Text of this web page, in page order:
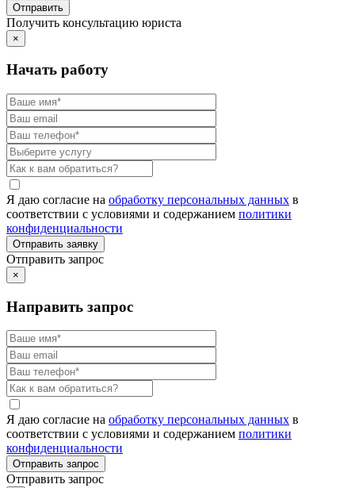
Получить консультацию юриста
×
Начать работу
Я даю согласие на обработку персональных данных в
соответствии с условиями и содержанием политики
конфиденциальности
Отправить запрос
×
Направить запрос
Я даю согласие на обработку персональных данных в
соответствии с условиями и содержанием политики
конфиденциальности
Отправить запрос